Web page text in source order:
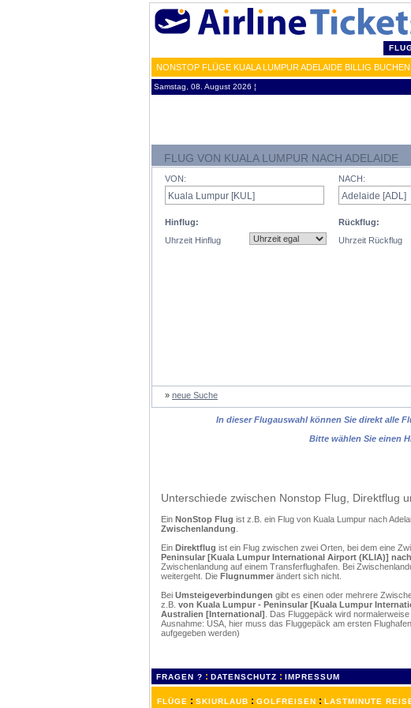
NONSTOP FLÜGE KUALA LUMPUR ADELAIDE BILLIG
Samstag, 08. August 2026 ¦
FLUG VON KUALA LUMPUR NACH ADELAIDE
VON:
Hinflug:
Uhrzeit Hinflug
NACH:
Rückflug:
Uhrzeit Rückflug
» neue Suche
In dieser Flugauswahl können Sie direkt alle
Bitte wählen Sie einen
Unterschiede zwischen Nonstop Flug, Direktflug
Ein NonStop Flug ist z.B. ein Flug von Kuala Lumpur nach
Zwischenlandung
Ein Direktflug ist ein Flug zwischen zwei Orten, bei dem eine
Peninsular [Kuala Lumpur International Airport (KLIA)]
Zwischenlandung auf einem Transferflughafen. Bei
weitergeht. Die Flugnummer ändert sich nicht.
Bei Umsteigeverbindungen gibt es einen oder mehrere
z.B. von Kuala Lumpur - Peninsular [Kuala Lumpur
Australien [International] . Das Fluggepäck wird
Ausnahme: USA, hier muss das Fluggepäck am ersten
aufgegeben werden)
FRAGEN ? : DATENSCHUTZ : IMPRESSUM
FLÜGE : SKIURLAUB : GOLFREISEN : LASTMINUTE